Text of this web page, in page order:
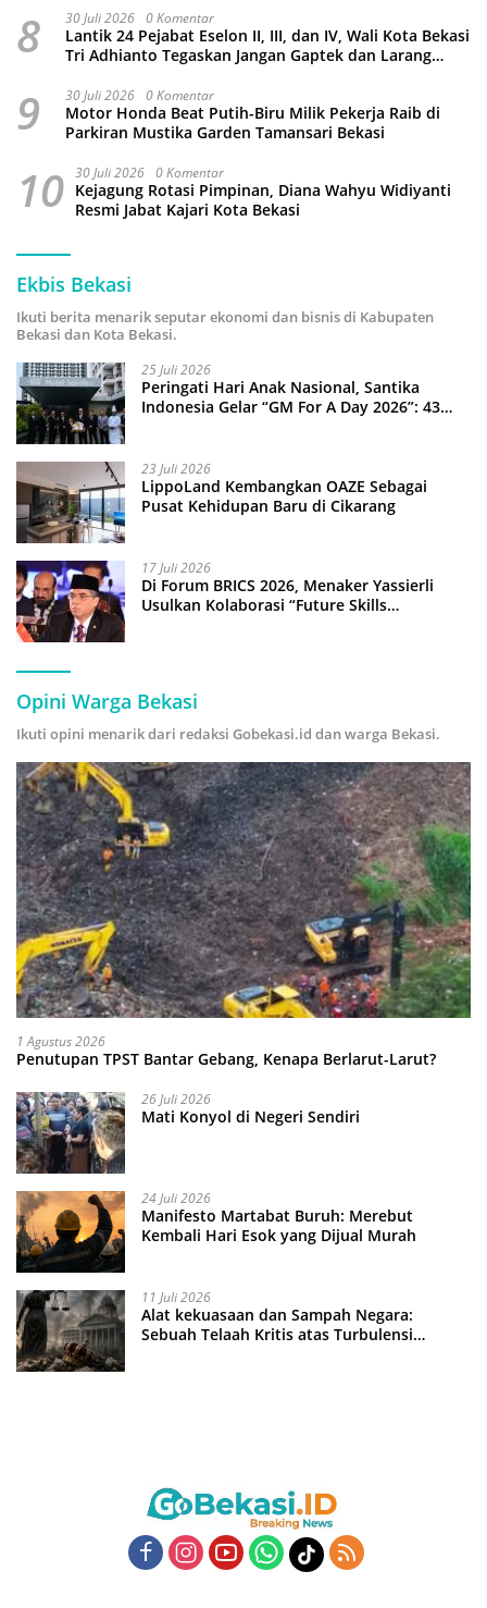
8 30 Juli 2026 0 Komentar
Lantik 24 Pejabat Eselon II, III, dan IV, Wali Kota Bekasi
Tri Adhianto Tegaskan Jangan Gaptek dan Larang
9 30 Juli 2026 0 Komentar
Motor Honda Beat Putih-Biru Milik Pekerja Raib di
Parkiran Mustika Garden Tamansari Bekasi
10 30 Juli 2026 0 Komentar
Kejagung Rotasi Pimpinan, Diana Wahyu Widiyanti
Resmi Jabat Kajari Kota Bekasi
Ekbis Bekasi
Ikuti berita menarik seputar ekonomi dan bisnis di Kabupaten
Bekasi dan Kota Bekasi.
25 Juli 2026
Peringati Hari Anak Nasional, Santika
Indonesia Gelar “GM For A Day 2026”: 43
23 Juli 2026
LippoLand Kembangkan OAZE Sebagai
Pusat Kehidupan Baru di Cikarang
17 Juli 2026
Di Forum BRICS 2026, Menaker Yassierli
Usulkan Kolaborasi “Future Skills
Opini Warga Bekasi
Ikuti opini menarik dari redaksi Gobekasi.id dan warga Bekasi.
1 Agustus 2026
Penutupan TPST Bantar Gebang, Kenapa Berlarut-Larut?
26 Juli 2026
Mati Konyol di Negeri Sendiri
24 Juli 2026
Manifesto Martabat Buruh: Merebut
Kembali Hari Esok yang Dijual Murah
11 Juli 2026
Alat kekuasaan dan Sampah Negara:
Sebuah Telaah Kritis atas Turbulensi